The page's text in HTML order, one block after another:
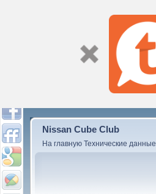
Nissan Cube Club
На главную Технические данные